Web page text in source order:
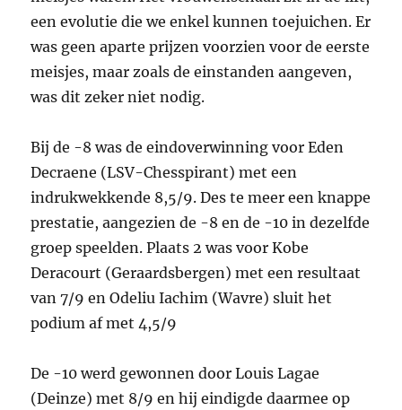
een evolutie die we enkel kunnen toejuichen. Er
was geen aparte prijzen voorzien voor de eerste
meisjes, maar zoals de einstanden aangeven,
was dit zeker niet nodig.
Bij de -8 was de eindoverwinning voor Eden
Decraene (LSV-Chesspirant) met een
indrukwekkende 8,5/9. Des te meer een knappe
prestatie, aangezien de -8 en de -10 in dezelfde
groep speelden. Plaats 2 was voor Kobe
Deracourt (Geraardsbergen) met een resultaat
van 7/9 en Odeliu Iachim (Wavre) sluit het
podium af met 4,5/9
De -10 werd gewonnen door Louis Lagae
(Deinze) met 8/9 en hij eindigde daarmee op